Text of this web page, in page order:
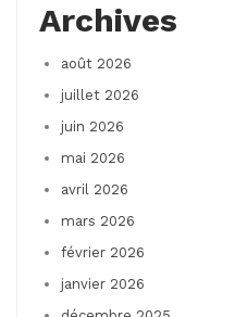
Archives
août 2026
juillet 2026
juin 2026
mai 2026
avril 2026
mars 2026
février 2026
janvier 2026